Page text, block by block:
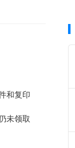
和复印
未领取